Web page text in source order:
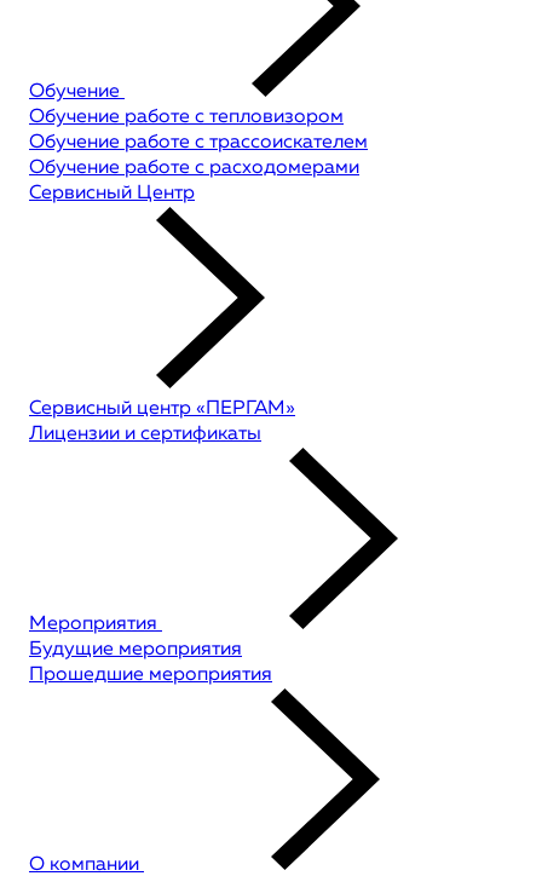
Обучение
Обучение работе с тепловизором
Обучение работе с трассоискателем
Обучение работе с расходомерами
Сервисный Центр
Сервисный центр «ПЕРГАМ»
Лицензии и сертификаты
Мероприятия
Будущие мероприятия
Прошедшие мероприятия
О компании